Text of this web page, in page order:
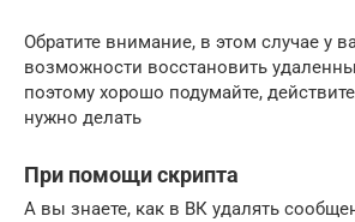
Обратите внимание, в этом случае у
возможности восстановить
поэтому хорошо подумайте,
нужно делать
При помощи скрипта
А вы знаете, как в ВК удалять